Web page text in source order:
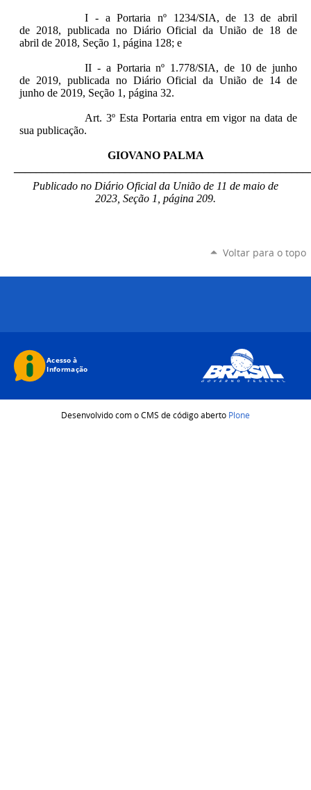
I - a Portaria nº 1234/SIA, de 13 de abril
de 2018, publicada no Diário Oficial da União de 18 de
abril de 2018, Seção 1, página 128; e
II - a Portaria nº 1.778/SIA, de 10 de junho
de 2019, publicada no Diário Oficial da União de 14 de
junho de 2019, Seção 1, página 32.
Art. 3º Esta Portaria entra em vigor na data de
sua publicação.
GIOVANO PALMA
Publicado no Diário Oficial da União de 11 de maio de
2023, Seção 1, página 209.
Voltar para o topo
Desenvolvido com o CMS de código aberto Plone